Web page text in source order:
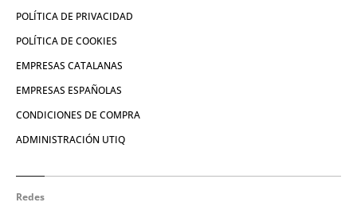
POLÍTICA DE PRIVACIDAD
POLÍTICA DE COOKIES
EMPRESAS CATALANAS
EMPRESAS ESPAÑOLAS
CONDICIONES DE COMPRA
ADMINISTRACIÓN UTIQ
Redes